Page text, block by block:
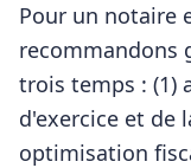
Pour un notaire
recommandons
trois temps : (1)
d'exercice et de
optimisation